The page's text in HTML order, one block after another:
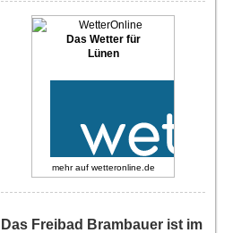
Das Wetter für
Lünen
mehr auf wetteronline.de
Das Freibad Brambauer ist im